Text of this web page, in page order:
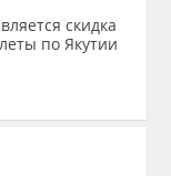
скидка
по Якутии